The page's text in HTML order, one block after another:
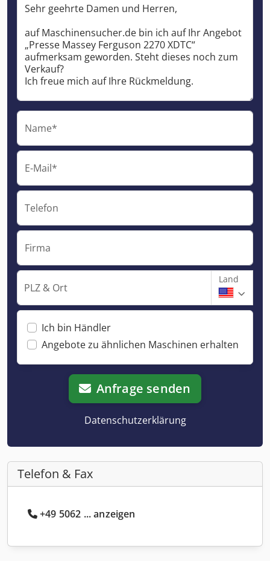
Name*
E-Mail*
Telefon
Firma
PLZ & Ort
Land
Ich bin Händler
Angebote zu ähnlichen Maschinen erhalten
Anfrage senden
Datenschutzerklärung
Telefon & Fax
+49 5062 ... anzeigen